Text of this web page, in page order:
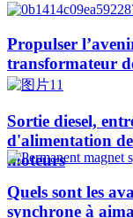
Propulser
transformateur
Sortie diesel,
d'alimentation
moteurs
Quels sont les
synchrone à